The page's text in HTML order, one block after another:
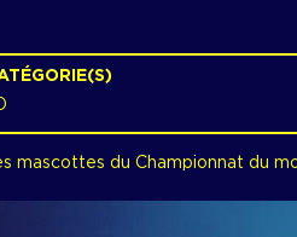
mascottes du Championnat du